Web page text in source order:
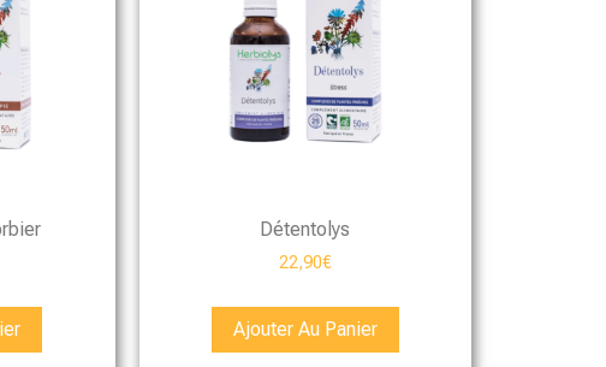
Détentolys
22,90€
Ajouter Au Panier